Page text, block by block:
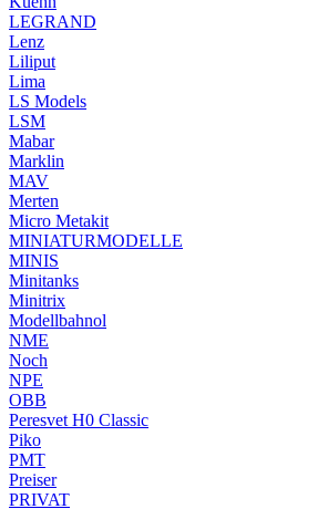
LEGRAND
Lenz
Liliput
Lima
LS Models
LSM
Mabar
Marklin
MAV
Merten
Micro Metakit
MINIATURMODELLE
MINIS
Minitanks
Minitrix
Modellbahnol
NME
Noch
NPE
OBB
Peresvet H0 Classic
Piko
PMT
Preiser
PRIVAT